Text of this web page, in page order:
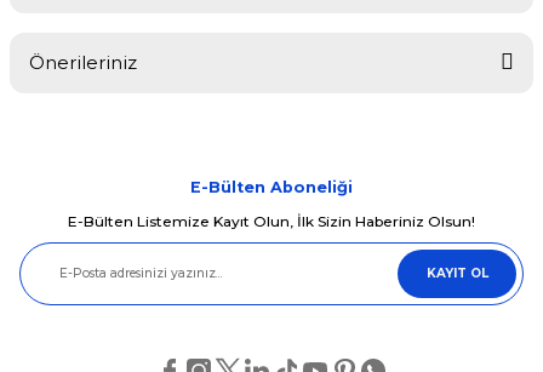
Önerileriniz
Görüş ve önerileriniz için teşekkür ederiz.
Ürün resmi kalitesiz, bozuk veya görüntülenemiyor.
Ürün açıklamasında eksik bilgiler bulunuyor.
E-Bülten Aboneliği
E-Bülten Listemize Kayıt Olun, İlk Sizin Haberiniz Olsun!
KAYIT OL